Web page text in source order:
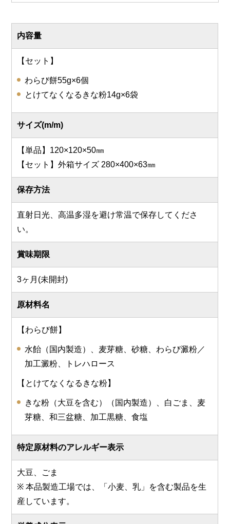
内容量
【セット】
わらび餅55g×6個
とけてなくなるきな粉14g×6袋
サイズ(m/m)
【単品】120×120×50㎜
【セット】外箱サイズ 280×400×63㎜
保存方法
直射日光、高温多湿を避け常温で保存してくださ
い。
賞味期限
3ヶ月(未開封)
原材料名
【わらび餅】
水飴（国内製造）、麦芽糖、砂糖、わらび澱粉／
加工澱粉、トレハロース
【とけてなくなるきな粉】
きな粉（大豆を含む）（国内製造）、白ごま、麦
芽糖、和三盆糖、加工黒糖、食塩
特定原材料のアレルギー表示
大豆、ごま
※ 本品製造工場では、「小麦、乳」を含む製品を生
産しています。